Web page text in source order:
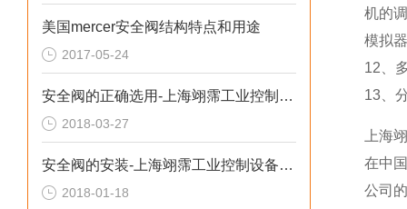
美国mercer安全阀结构特点和用途
2017-05-24
安全阀的正确选用-上海翊霈工业控制设备有限公司
2018-03-27
安全阀的安装-上海翊霈工业控制设备有限公司
2018-01-18
机的
模拟
12、
13、
上海
在中
公司